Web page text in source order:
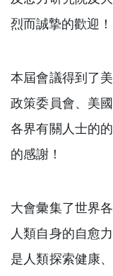
烈而誠摯的歡迎！
本屆會議得到了
政策委員會、美
各界有關人士的
的感謝！
大會彙集了世界
人類自身的自愈
是人類探索健康